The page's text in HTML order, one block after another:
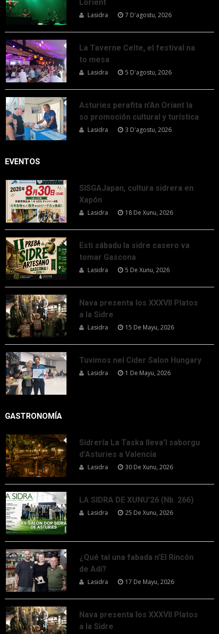
Lorient
Lasidra 7 D'agostu, 2026
La Taverne Celte, el festival na
to mesa
Lasidra 5 D'agostu, 2026
Asturies perafita n’An Oriant la
so promoción cultural y turística
Lasidra 3 D'agostu, 2026
EVENTOS
SISGAJapan, cultura sidrera en
Xapón
Lasidra 18 De Xunu, 2026
Esti sábadu la sidre casero va
tomar Gascona
Lasidra 5 De Xunu, 2026
Nava presenta los XXXVII Platos
a la Sidre
Lasidra 15 De Mayu, 2026
Tuvimos nel Cider Salon Hungary
Lasidra 1 De Mayu, 2026
GASTRONOMÍA
Sidrería La Taska lleva’l saborgu
d’Asturies a Valencia
Lasidra 30 De Xunu, 2026
LA SIDRA DE XUNU’26 (Nb. 266)
Lasidra 25 De Xunu, 2026
¿Qué tal una fabada n’El Rincón
de Adi?
Lasidra 17 De Mayu, 2026
Nava presenta los XXXVII Platos
a la Sidre